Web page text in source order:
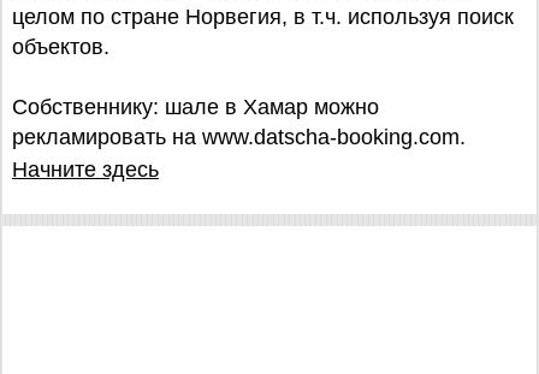
целом по стране Норвегия, в т.ч. используя поиск
объектов.
Собственнику: шале в Хамар можно
рекламировать на www.datscha-booking.com.
Начните здесь